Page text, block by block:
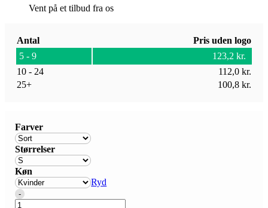
Vent på et tilbud fra os
Antal
Pris uden logo
5 - 9
123,2 kr.
10 - 24
112,0 kr.
25+
100,8 kr.
Farver
Størrelser
Køn
Ryd
Quantity
-